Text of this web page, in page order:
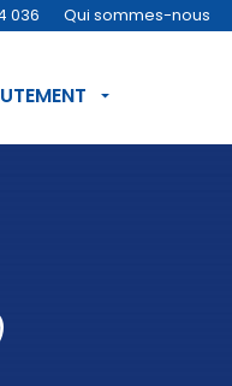
036 Qui sommes-nous